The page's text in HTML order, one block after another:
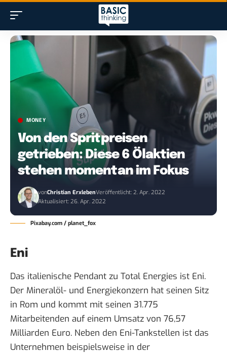
MONEY
Von den Spritpreisen
getrieben: Diese 6 Ölaktien
stehen momentan im Fokus
vonChristian ErxlebenVeröffentlicht: 2. Apr. 2022
Aktualisiert: 26. Apr. 2022
Pixabay.com / planet_fox
Eni
Das italienische Pendant zu Total Energies ist Eni.
Der Mineralöl- und Energiekonzern hat seinen Sitz
in Rom und kommt mit seinen 31.775
Mitarbeitenden auf einem Umsatz von 76,57
Milliarden Euro. Neben den Eni-Tankstellen ist das
Unternehmen beispielsweise in der